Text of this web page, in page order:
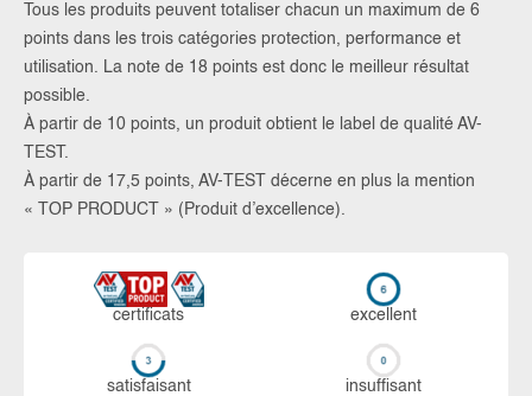
Tous les produits peuvent totaliser chacun un maximum de 6
points dans les trois catégories protection, performance et
utilisation. La note de 18 points est donc le meilleur résultat
possible.
À partir de 10 points, un produit obtient le label de qualité AV-
TEST.
À partir de 17,5 points, AV-TEST décerne en plus la mention
« TOP PRODUCT » (Produit d’excellence).
certi­ficats ex­cellent
sa­tis­fai­sant in­suf­fi­sant